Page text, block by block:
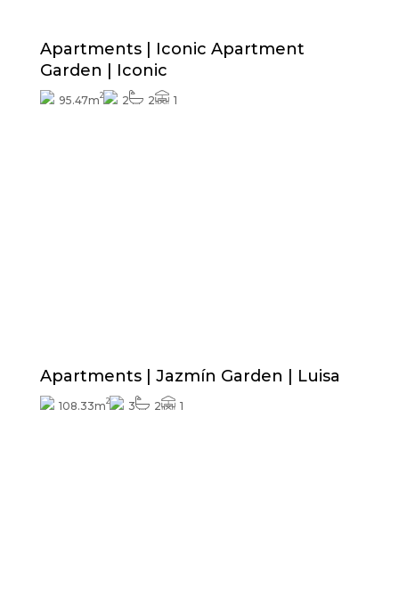
Apartments | Iconic Apartment
Garden | Iconic
95.47m2 2 2 1
Apartments | Jazmín Garden | Luisa
108.33m2 3 2 1